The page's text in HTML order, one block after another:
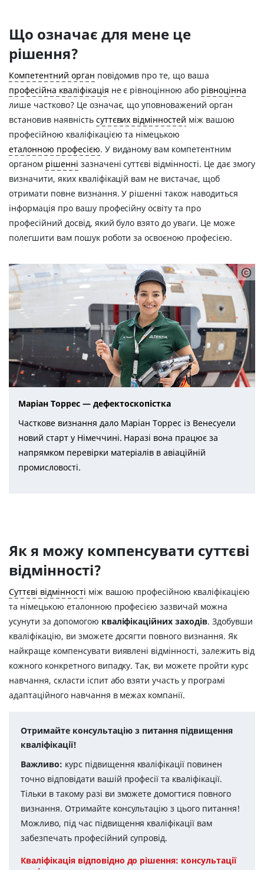
Що означає для мене це
рішення?
Компетентний орган повідомив про те, що ваша
професійна кваліфікація не є рівноцінною або рівноцінна
лише частково? Це означає, що уповноважений орган
встановив наявність суттєвих відмінностей між вашою
професійною кваліфікацією та німецькою
еталонною професією. У виданому вам компетентним
органом рішенні зазначені суттєві відмінності. Це дає змогу
визначити, яких кваліфікацій вам не вистачає, щоб
отримати повне визнання. У рішенні також наводиться
інформація про вашу професійну освiту та про
професійний досвід, який було взято до уваги. Це може
полегшити вам пошук роботи за освоєною професією.
Маріан Торрес — дефектоскопістка
Часткове визнання дало Маріан Торрес із Венесуели
новий старт у Німеччині. Наразі вона працює за
напрямком перевірки матеріалів в авіаційній
промисловості.
Як я можу компенсувати суттєві
відмінності?
Суттєві відмінності між вашою професійною кваліфікацією
та німецькою еталонною професією зазвичай можна
усунути за допомогою кваліфікаційних заходів. Здобувши
кваліфікацію, ви зможете досягти повного визнання. Як
найкраще компенсувати виявлені відмінності, залежить від
кожного конкретного випадку. Так, ви можете пройти курс
навчання, скласти іспит або взяти участь у програмі
адаптаційного навчання в межах компанії.
Отримайте консультацію з питання підвищення
кваліфікації!
Важливо: курс підвищення кваліфікації повинен
точно відповідати вашій професії та кваліфікації.
Тільки в такому разі ви зможете домогтися повного
визнання. Отримайте консультацію з цього питання!
Можливо, під час підвищення кваліфікації вам
забезпечать професійний супровід.
Кваліфікація відповідно до pішення: консультації